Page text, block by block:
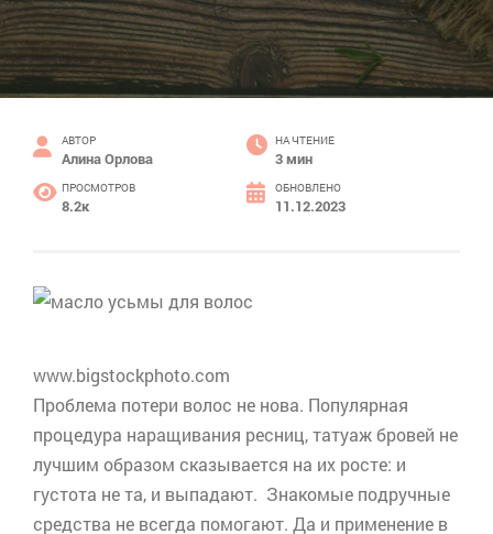
АВТОР
Алина Орлова
НА ЧТЕНИЕ
3 мин
ПРОСМОТРОВ
8.2к
ОБНОВЛЕНО
11.12.2023
www.bigstockphoto.com
Проблема потери волос не нова. Популярная
процедура наращивания ресниц,татуажбровей не
лучшим образом сказывается на их росте: и
густота не та, и выпадают. Знакомые подручные
средства не всегда помогают. Да и применение в